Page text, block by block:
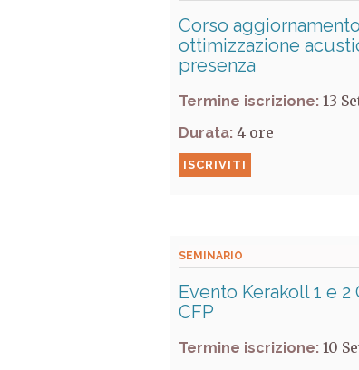
Corso
ottimizzazione
presenza
Termine iscrizione: 13
Durata: 4
ISCRIVITI
SEMINARIO
Evento Kerakoll 1 e
CFP
Termine iscrizione: 10